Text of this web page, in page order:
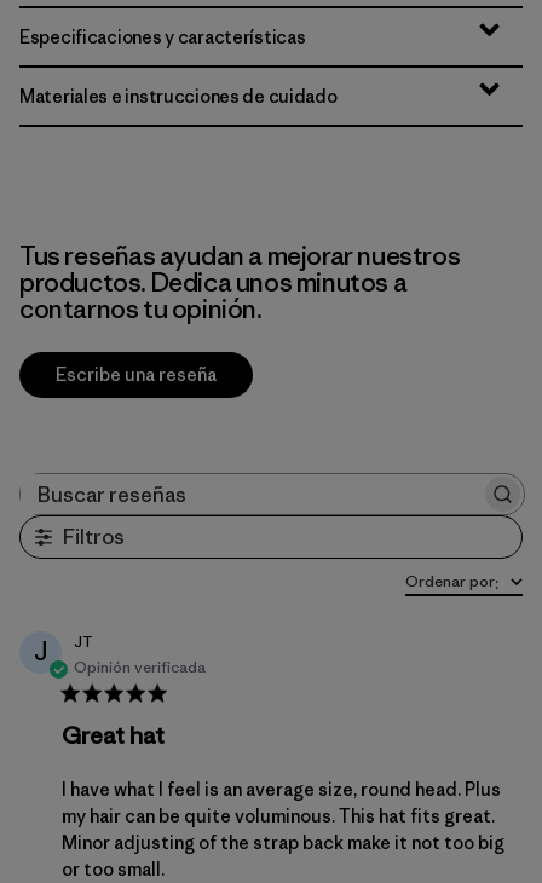
Especificaciones y características
Materiales e instrucciones de cuidado
Tus reseñas ayudan a mejorar nuestros
productos. Dedica unos minutos a
contarnos tu opinión.
Escribe una reseña
Filtros
Ordenar por:
J
JT
Opinión verificada
Great hat
I have what I feel is an average size, round head. Plus
my hair can be quite voluminous. This hat fits great.
Minor adjusting of the strap back make it not too big
or too small.